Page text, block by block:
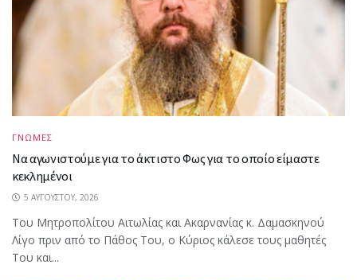
ΓΝΩΜΕΣ
Να αγωνιστούμε για το άκτιστο Φως για το οποίο είμαστε
κεκλημένοι
5 ΑΥΓΟΎΣΤΟΥ, 2026
Του Μητροπολίτου Αιτωλίας και Ακαρνανίας κ. Δαμασκηνού
Λίγο πριν από το Πάθος Του, ο Κύριος κάλεσε τους μαθητές
Του και...